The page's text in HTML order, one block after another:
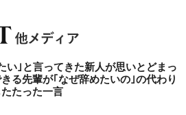
い｣と言ってきた新人が思いとどまっ
る先輩が｢なぜ辞めたいの｣の代わり
たった一言